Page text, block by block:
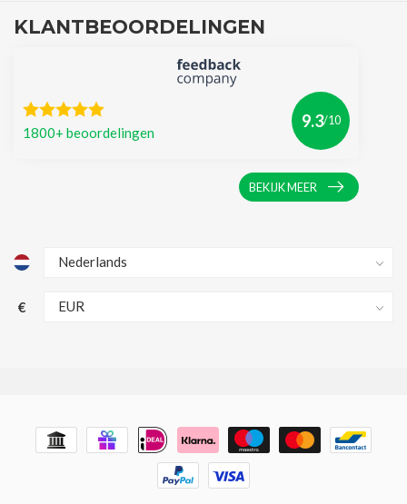
KLANTBEOORDELINGEN
1800+ beoordelingen
9.3/10
BEKIJK MEER
€